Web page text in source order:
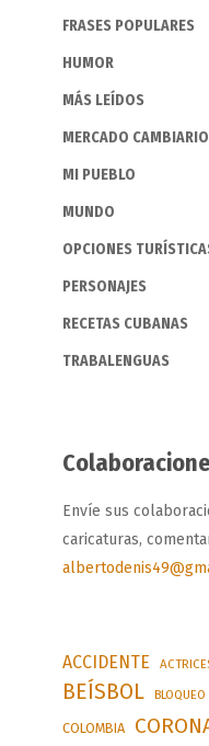
FRASES POPULARES
HUMOR
MÁS LEÍDOS
MERCADO CAMBIARIO
MI PUEBLO
MUNDO
OPCIONES
PERSONAJES
RECETAS CUBANAS
TRABALENGUAS
Envíe sus
caricaturas,
ACCIDENTE
BEÍSBOL BLOQUEO
COLOMBIA